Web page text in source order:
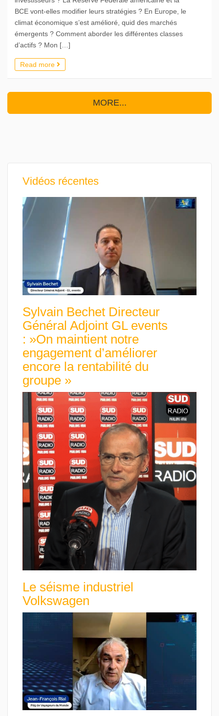
BCE vont-elles modifier leurs stratégies ? En Europe, le
climat économique s’est amélioré, quid des marchés
émergents ? Comment aborder les différentes classes
d’actifs ? Mon […]
Read more
MORE...
Vidéos récentes
Sylvain Bechet Directeur
Général Adjoint GL events
: »On maintient notre
engagement d’améliorer
encore la rentabilité du
groupe »
Le séisme industriel
Volkswagen